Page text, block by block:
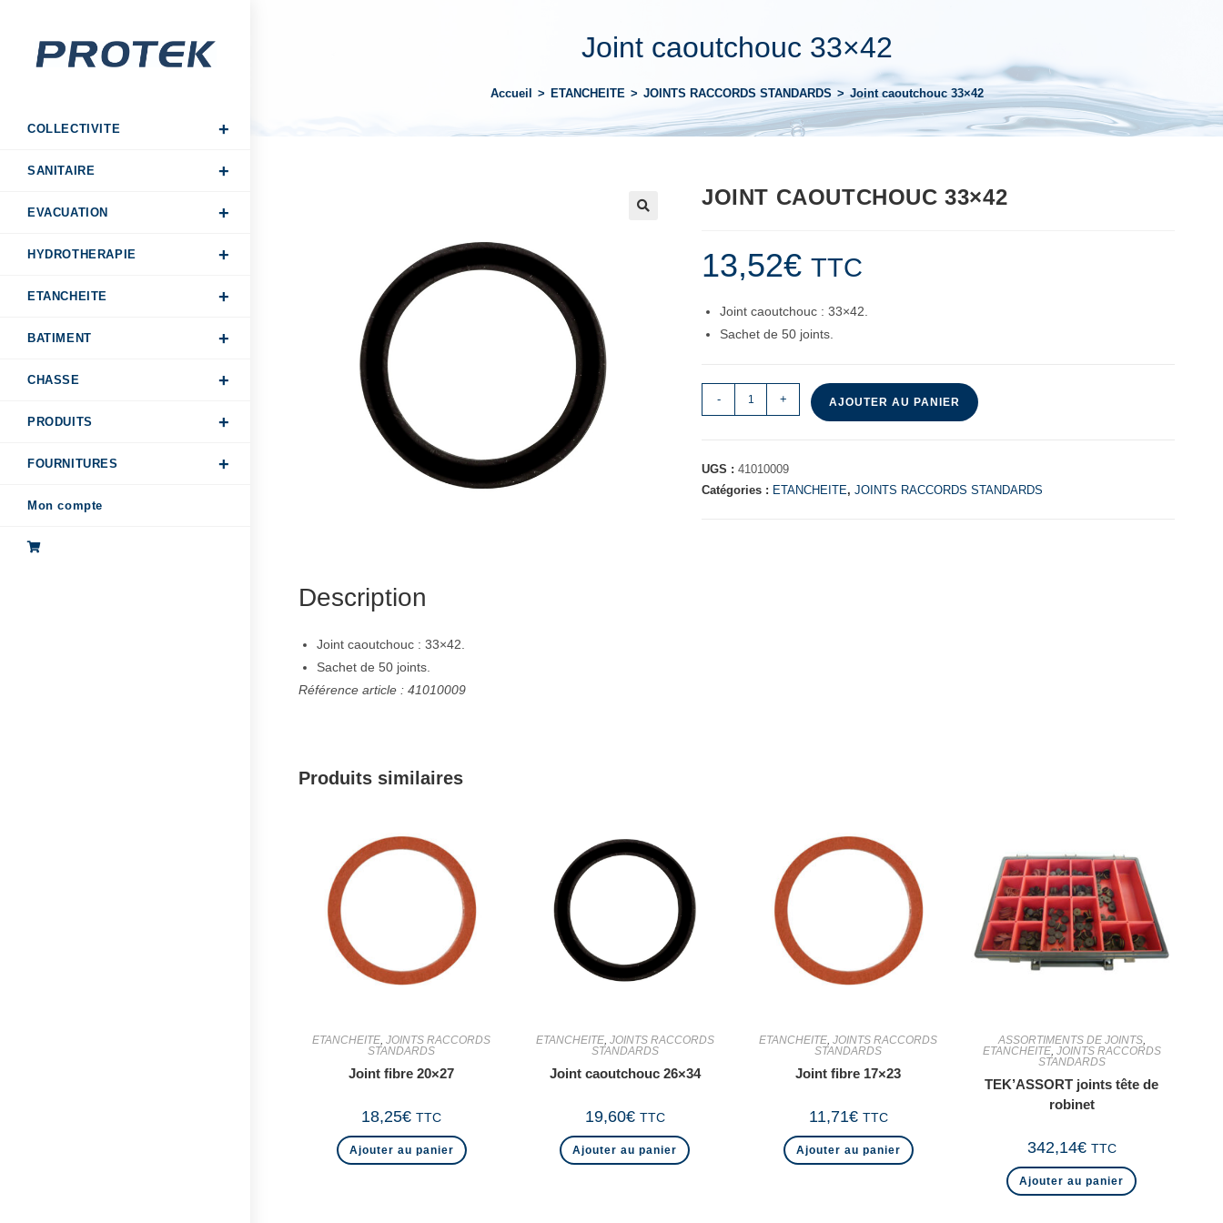
COLLECTIVITE
SANITAIRE
EVACUATION
HYDROTHERAPIE
ETANCHEITE
BATIMENT
CHASSE
PRODUITS
FOURNITURES
Mon compte
Joint caoutchouc 33×42
Accueil > ETANCHEITE > JOINTS RACCORDS STANDARDS > Joint caoutchouc 33×42
JOINT CAOUTCHOUC 33×42
13,52€ TTC
Joint caoutchouc : 33×42.
Sachet de 50 joints.
- + AJOUTER AU PANIER
UGS :41010009
Catégories : ETANCHEITE,JOINTS RACCORDS STANDARDS
Description
Joint caoutchouc : 33×42.
Sachet de 50 joints.
Référence article : 41010009
Produits similaires
ETANCHEITE,JOINTS RACCORDS
STANDARDS
Joint fibre 20×27
18,25€ TTC
Ajouter au panier
ETANCHEITE, JOINTS RACCORDS
STANDARDS
Joint caoutchouc 26×34
19,60€ TTC
Ajouter au panier
ETANCHEITE,JOINTS RACCORDS
STANDARDS
Joint fibre 17×23
11,71€ TTC
Ajouter au panier
ASSORTIMENTS DE JOINTS,
ETANCHEITE, JOINTS RACCORDS
STANDARDS
TEK’ASSORT joints tête de
robinet
342,14€ TTC
Ajouter au panier